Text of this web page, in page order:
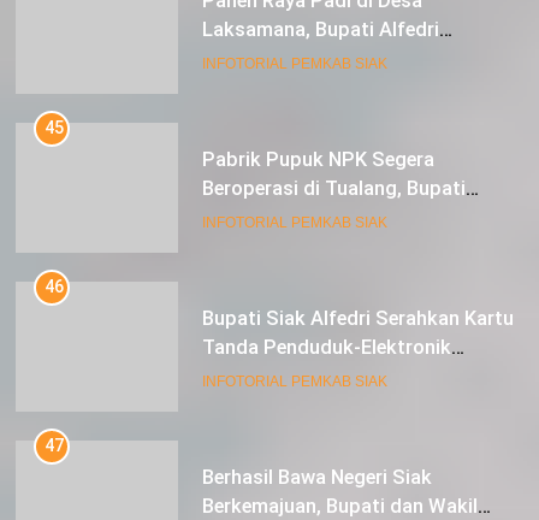
Laksamana, Bupati Alfedri
Serahkan 16 Unit Mesin Pompa Air
INFOTORIAL PEMKAB SIAK
45
Pabrik Pupuk NPK Segera
Beroperasi di Tualang, Bupati
Alfedri Investasi ini Tingkatkan
INFOTORIAL PEMKAB SIAK
46
Bupati Siak Alfedri Serahkan Kartu
Tanda Penduduk-Elektronik
Kepada Pelajar SMK 1 Koto Gasib
INFOTORIAL PEMKAB SIAK
47
Berhasil Bawa Negeri Siak
Berkemajuan, Bupati dan Wakil